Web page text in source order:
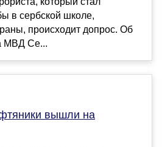
в сербской школе,
происходит допрос. Об
МВД Се...
вышли на